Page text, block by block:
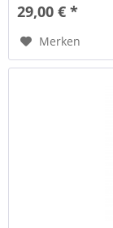
29,00 € *
Merken